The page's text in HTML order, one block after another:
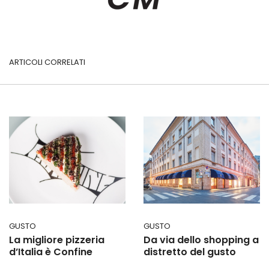
ARTICOLI CORRELATI
GUSTO
La migliore pizzeria
d’Italia è Confine
GUSTO
Da via dello shopping a
distretto del gusto